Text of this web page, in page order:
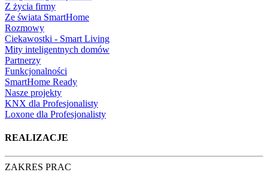
Blog Inteligentny Dom
Z życia firmy
Ze świata SmartHome
Rozmowy
Ciekawostki - Smart Living
Mity inteligentnych domów
Partnerzy
Funkcjonalności
SmartHome Ready
Nasze projekty
KNX dla Profesjonalisty